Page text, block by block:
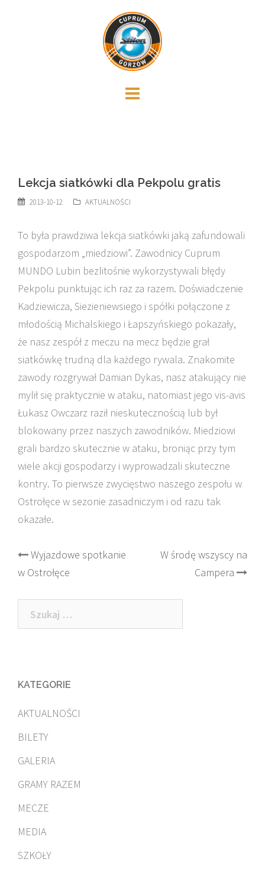
Lekcja siatkówki dla Pekpolu gratis
2013-10-12 AKTUALNOŚCI
To była prawdziwa lekcja siatkówki jaką zafundowali
gospodarzom „miedziowi”. Zawodnicy Cuprum
MUNDO Lubin bezlitośnie wykorzystywali błędy
Pekpolu punktując ich raz za razem. Doświadczenie
Kadziewicza, Siezieniewsiego i spółki połączone z
młodością Michalskiego i Łapszyńskiego pokazały,
że nasz zespół z meczu na mecz będzie grał
siatkówkę trudną dla każdego rywala. Znakomite
zawody rozgrywał Damian Dykas, nasz atakujący nie
mylił się praktycznie w ataku, natomiast jego vis-avis
Łukasz Owczarz raził nieskutecznością lub był
blokowany przez naszych zawodników. Miedziowi
grali bardzo skutecznie w ataku, broniąc przy tym
wiele akcji gospodarzy i wyprowadzali skuteczne
kontry. To pierwsze zwycięstwo naszego zespołu w
Ostrołęce w sezonie zasadniczym i od razu tak
okazałe.
Post
navigation
Wyjazdowe spotkanie
w Ostrołęce
W środę wszyscy na
Campera
Szukaj:
KATEGORIE
AKTUALNOŚCI
BILETY
GALERIA
GRAMY RAZEM
MECZE
MEDIA
SZKOŁY